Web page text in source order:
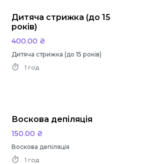
Дитяча стрижка (до 15
років)
400.00 ₴
Дитяча стрижка (до 15 років)
1 год
Воскова депіляція
150.00 ₴
Воскова депіляція
1 год